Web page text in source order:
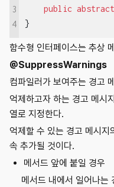
3
4
public abstract
}
함수형 인터페이스는 추상
@SuppressWarnings
컴파일러가 보여주는 경고
억제하고자 하는 경고 메시
열로 지정한다.
억제할 수 있는 경고 메시
속 추가될 것이다.
메서드 앞에 붙일 경우
메서드 내에서 일어나는